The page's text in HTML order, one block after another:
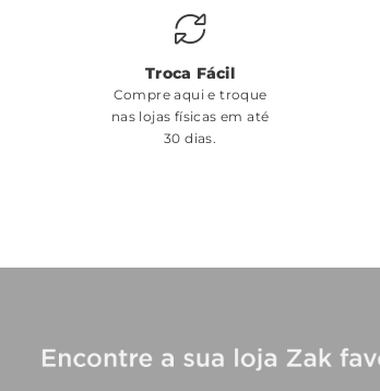
Troca Fácil
Compre aqui e troque
nas lojas físicas em até
30 dias.